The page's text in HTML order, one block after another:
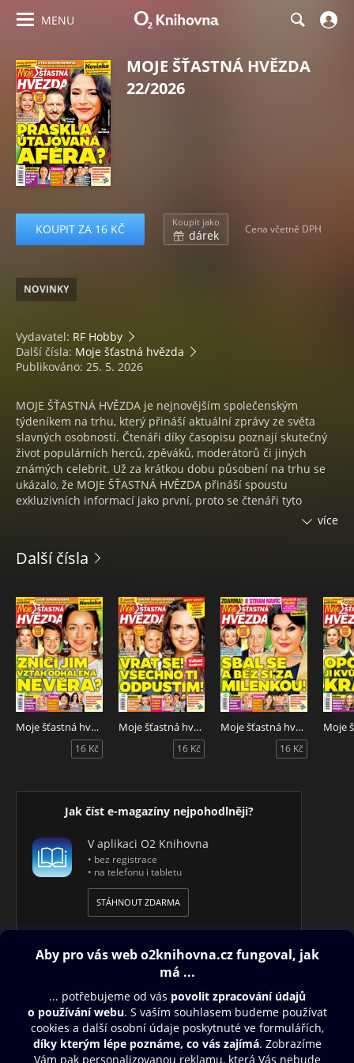
MENU
MOJE ŠŤASTNÁ HVĚZDA
22/2026
KOUPIT ZA 16 KČ Koupit jako
dárek Cena včetně DPH
NOVINKY
Vydavatel: RF Hobby
Další čísla: Moje šťastná hvězda
Publikováno: 25. 5. 2026
MOJE ŠŤASTNÁ HVĚZDA je nejnovějším společenským
týdeníkem na trhu, který přináší aktuální zprávy ze světa
slavných osobností. Čtenáři díky časopisu poznají skutečný
život populárních herců, zpěváků, moderátorů či jiných
známých celebrit. Už za krátkou dobu působení na trhu se
ukázalo, že MOJE ŠŤASTNÁ HVĚZDA přináší spoustu
exkluzivních informací jako první, proto se čtenáři tyto
zprávy proto dozví jako první. Titul je navíc obohacen i
Nechybí zde recepty, horoskopy, zajímavosti, rady pro zdraví
bonusové několikastránkové přílohy, které jsou zdarma.
MOJE ŠŤASTNÁ HVĚZDA je i rádcem, a proto zařazuje témata,
o které si čtenáři sami píší.
více
Další čísla
Moje šťastná hvězda 32/2026
16 Kč
Moje šťastná hvězda 31/2026
16 Kč
Moje šťastná hvězda 30/2026
16 Kč
Jak číst e-magazíny nejpohodlněji?
V aplikaci O2 Knihovna
• bez registrace
• na telefonu i tabletu
STÁHNOUT ZDARMA
Obsah ke stažení
Moje O2 Knihovna